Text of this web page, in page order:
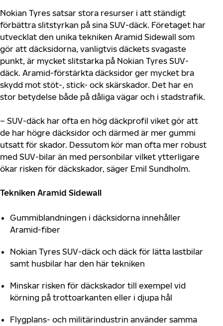
Nokian Tyres satsar stora resurser i att ständigt
förbättra slitstyrkan på sina SUV-däck. Företaget har
utvecklat den unika tekniken Aramid Sidewall som
gör att däcksidorna, vanligtvis däckets svagaste
punkt, är mycket slitstarka på Nokian Tyres SUV-
däck. Aramid-förstärkta däcksidor ger mycket bra
skydd mot stöt-, stick- ock skärskador. Det har en
stor betydelse både på dåliga vägar och i stadstrafik.
– SUV-däck har ofta en hög däckprofil viket gör att
de har högre däcksidor och därmed är mer gummi
utsatt för skador. Dessutom kör man ofta mer robust
med SUV-bilar än med personbilar vilket ytterligare
ökar risken för däckskador, säger Emil Sundholm.
Tekniken Aramid Sidewall
Gummiblandningen i däcksidorna innehåller
Aramid-fiber
Nokian Tyres SUV-däck och däck för lätta lastbilar
samt husbilar har den här tekniken
Minskar risken för däckskador till exempel vid
körning på trottoarkanten eller i djupa hål
Flygplans- och militärindustrin använder samma